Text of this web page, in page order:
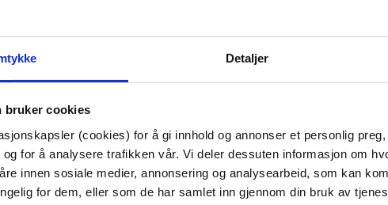
Detaljer
bruker cookies
(cookies) for å gi innhold og annonser et personlig
og for å analysere trafikken vår. Vi deler dessuten informasjon om
innen sosiale medier, annonsering og analysearbeid, som kan
for dem, eller som de har samlet inn gjennom din bruk av
Diameter:
Last ned bilde